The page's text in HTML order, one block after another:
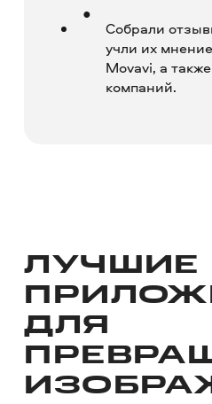
Собрали
учли их
Movavi, а
компаний.
ЛУЧШИЕ
ДЛЯ